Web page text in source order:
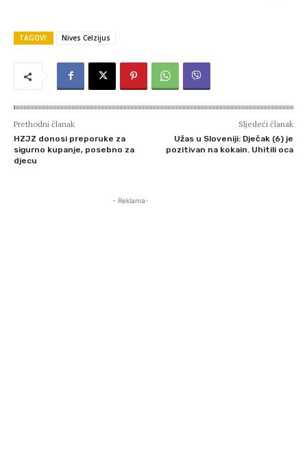
TAGOVI: Nives Celzijus
Prethodni članak
HZJZ donosi preporuke za
sigurno kupanje, posebno za
djecu
Sljedeći članak
Užas u Sloveniji: Dječak (6) je
pozitivan na kokain. Uhitili oca
- Reklama-